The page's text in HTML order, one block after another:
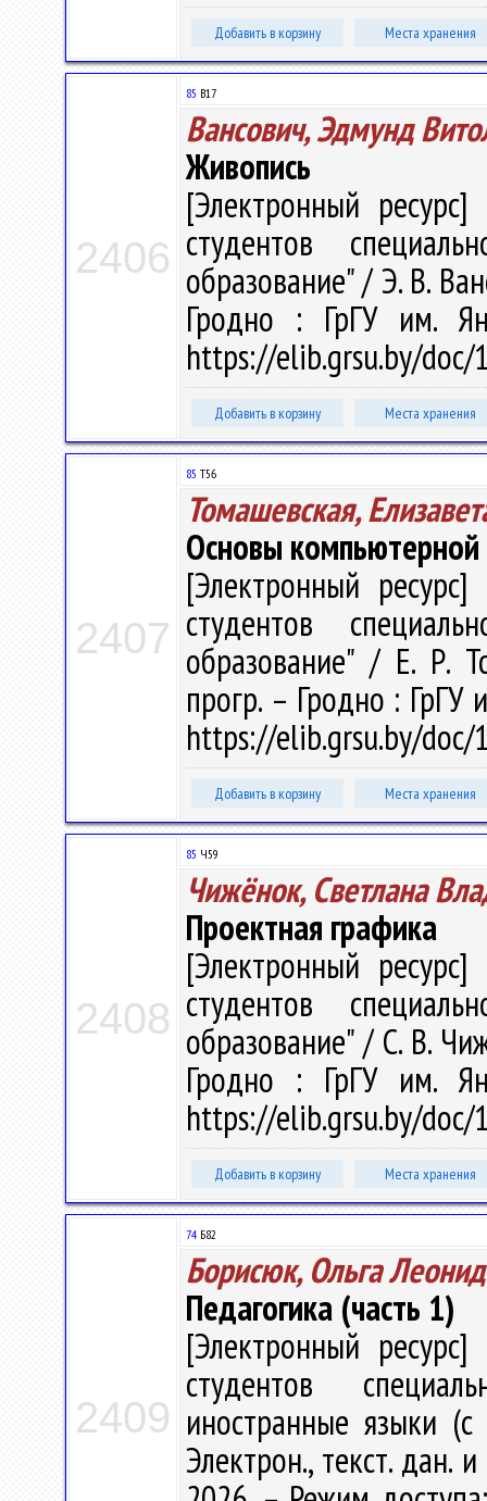
Добавить в корзину Места хранения
2406
85 В17
Вансович, Эдмунд
Живопись
[Электронный
студентов
образование" / Э. В.
Гродно : ГрГУ им.
https://elib.grsu.by/
Добавить в корзину Места хранения
2407
85 Т56
Томашевская,
Основы
[Электронный
студентов
образование" / Е. Р.
прогр. – Гродно :
https://elib.grsu.by/
Добавить в корзину Места хранения
2408
85 Ч59
Чижёнок, Светлана
Проектная графика
[Электронный
студентов
образование" / С. В.
Гродно : ГрГУ им.
https://elib.grsu.by/
Добавить в корзину Места хранения
2409
74 Б82
Борисюк, Ольга
Педагогика (часть 1)
[Электронный
студентов
иностранные языки
Электрон., текст. дан.